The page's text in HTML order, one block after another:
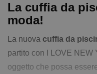
La cuffia da
moda!
La nuova cuffia da
partito con I LOVE NEW
oggetto che possa